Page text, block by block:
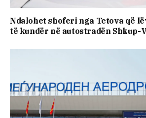
Ndalohet shoferi nga Tetova që
të kundër në autostradën Shkup-